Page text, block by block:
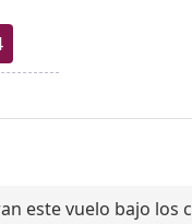
este vuelo bajo los